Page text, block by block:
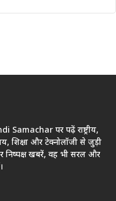
Samachar पर पढ़ें राष्ट्रीय,
शिक्षा और टेक्नोलॉजी से जुड़ी
खबरें, वह भी सरल और